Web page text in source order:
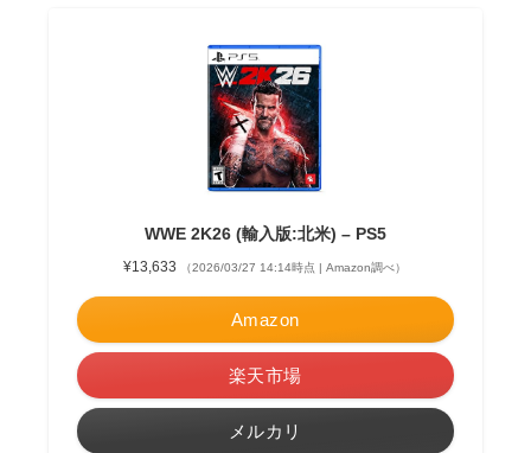
WWE 2K26 (輸入版:北米) – PS5
¥13,633 （2026/03/27 14:14時点 | Amazon調べ）
Amazon
楽天市場
メルカリ